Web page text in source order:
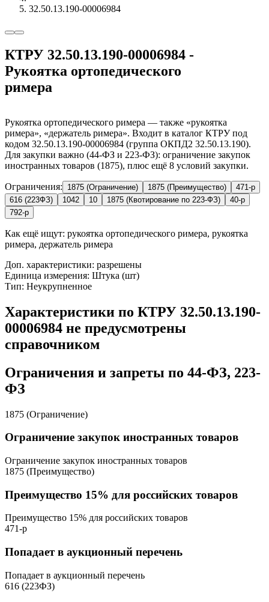
32.50.13.190-00006984
КТРУ 32.50.13.190-00006984 -
Рукоятка ортопедического
римера
Рукоятка ортопедического римера — также «рукоятка
римера», «держатель римера». Входит в каталог КТРУ под
кодом 32.50.13.190-00006984 (группа ОКПД2 32.50.13.190).
Для закупки важно (44-ФЗ и 223-ФЗ): ограничение закупок
иностранных товаров (1875), плюс ещё 8 условий закупки.
Ограничения: 1875 (Ограничение) 1875 (Преимущество)
471-р
616 (223ФЗ)
1042 10 1875 (Квотирование по 223-ФЗ)
40-р
792-р
Как ещё ищут: рукоятка ортопедического римера, рукоятка
римера, держатель римера
Доп. характеристики: разрешены
Единица измерения: Штука (шт)
Тип: Неукрупненное
Характеристики по КТРУ 32.50.13.190-
00006984 не предусмотрены
справочником
Ограничения и запреты по 44-ФЗ, 223-
ФЗ
1875 (Ограничение)
Ограничение закупок иностранных товаров
Ограничение закупок иностранных товаров
1875 (Преимущество)
Преимущество 15% для российских товаров
Преимущество 15% для российских товаров
471-р
Попадает в аукционный перечень
Попадает в аукционный перечень
616 (223ФЗ)